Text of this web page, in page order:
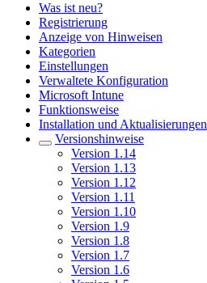
Was ist neu?
Registrierung
Anzeige von Hinweisen
Kategorien
Einstellungen
Verwaltete Konfiguration
Microsoft Intune
Funktionsweise
Installation und Aktualisierungen
Versionshinweise
Version 1.14
Version 1.13
Version 1.12
Version 1.11
Version 1.10
Version 1.9
Version 1.8
Version 1.7
Version 1.6